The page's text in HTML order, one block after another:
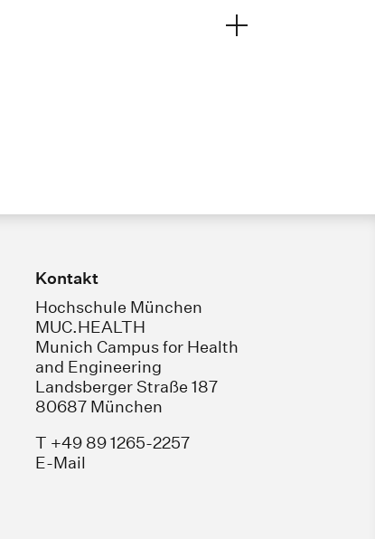
Kontakt
Hochschule München
MUC.HEALTH
Munich Campus for Health
and Engineering
Landsberger Straße 187
80687 München
T +49 89 1265-2257
E-Mail